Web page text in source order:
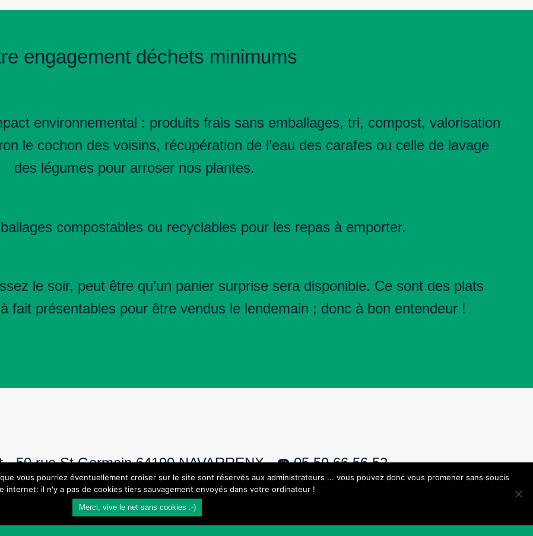
engagement déchets minimums
environnemental : produits frais sans emballages, tri, compost, valorisation
le cochon des voisins, récupération de l’eau des carafes ou celle de lavage
des légumes pour arroser nos plantes.
compostables ou recyclables pour les repas à emporter.
le soir, peut être qu’un panier surprise sera disponible. Ce sont des plats
fait présentables pour être vendus le lendemain ; donc à bon entendeur !
-50 rue St Germain 64190 NAVARRENX- ☎️05 59 66 56 52
vous pourriez éventuellement croiser sur le site sont réservés aux administrateurs ... vous pouvez donc vous promener sans soucis
internet: il n'y a pas de cookies tiers sauvagement envoyés dans votre ordinateur !
Merci, vive le net sans cookies :-)